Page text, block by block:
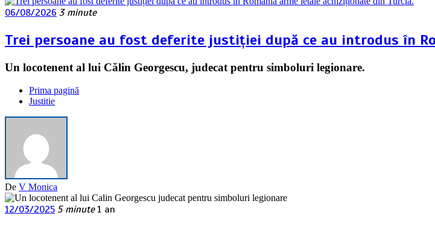
06/08/2026 3 minute
Trei persoane au fost deferite justiției după ce au introdus în
Un locotenent al lui Călin Georgescu, judecat pentru simboluri legionare.
Prima pagină
Justitie
De V Monica
12/03/2025 5 minute 1 an